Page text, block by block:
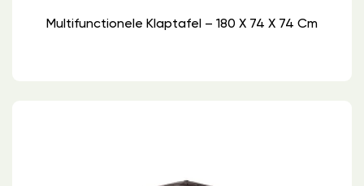
Multifunctionele Klaptafel – 180 X 74 X 74 Cm